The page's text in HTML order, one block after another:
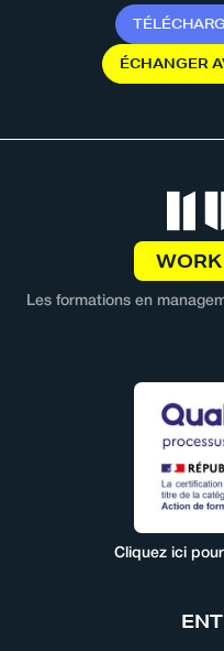
TÉLÉCHARG
ÉCHANGERA
Les formations en
Cliquez ici